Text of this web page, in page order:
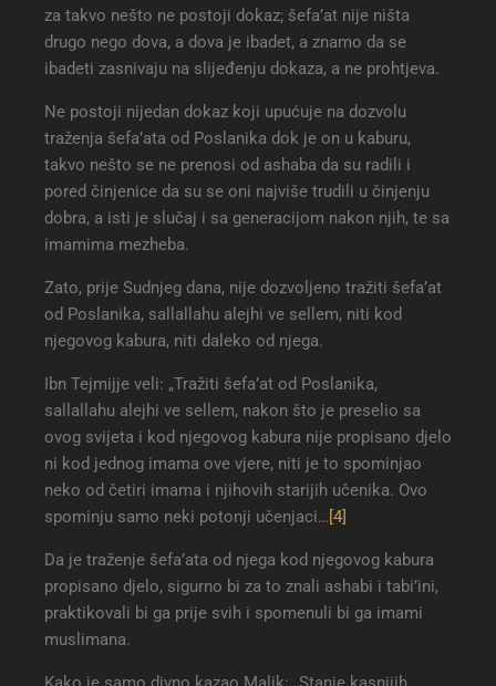
za takvo nešto ne postoji dokaz; šefa’at nije ništa
drugo nego dova, a dova je ibadet, a znamo da se
ibadeti zasnivaju na slijeđenju dokaza, a ne prohtjeva.
Ne postoji nijedan dokaz koji upućuje na dozvolu
traženja šefa’ata od Poslanika dok je on u kaburu,
takvo nešto se ne prenosi od ashaba da su radili i
pored činjenice da su se oni najviše trudili u činjenju
dobra, a isti je slučaj i sa generacijom nakon njih, te sa
imamima mezheba.
Zato, prije Sudnjeg dana, nije dozvoljeno tražiti šefa’at
od Poslanika, sallallahu alejhi ve sellem, niti kod
njegovog kabura, niti daleko od njega.
Ibn Tejmijje veli: „Tražiti šefa’at od Poslanika,
sallallahu alejhi ve sellem, nakon što je preselio sa
ovog svijeta i kod njegovog kabura nije propisano djelo
ni kod jednog imama ove vjere, niti je to spominjao
neko od četiri imama i njihovih starijih učenika. Ovo
spominju samo neki potonji učenjaci…[4]
Da je traženje šefa’ata od njega kod njegovog kabura
propisano djelo, sigurno bi za to znali ashabi i tabi’ini,
praktikovali bi ga prije svih i spomenuli bi ga imami
muslimana.